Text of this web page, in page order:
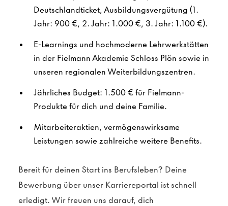
Deutschlandticket, Ausbildungsvergütung (1.
Jahr: 900 €, 2. Jahr: 1.000 €, 3. Jahr: 1.100 €).
E-Learnings und hochmoderne Lehrwerkstätten
in der Fielmann Akademie Schloss Plön sowie in
unseren regionalen Weiterbildungszentren.
Jährliches Budget: 1.500 € für Fielmann-
Produkte für dich und deine Familie.
Mitarbeiteraktien, vermögenswirksame
Leistungen sowie zahlreiche weitere Benefits.
Bereit für deinen Start ins Berufsleben? Deine
Bewerbung über unser Karriereportal ist schnell
erledigt. Wir freuen uns darauf, dich